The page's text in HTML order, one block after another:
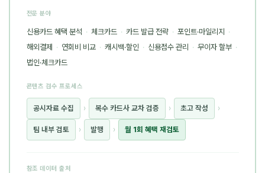
전문 분야
신용카드 혜택 분석 · 체크카드 · 카드 발급 전략 · 포인트·마일리지 ·
해외결제 · 연회비 비교 · 캐시백·할인 · 신용점수 관리 · 무이자 할부 ·
법인·체크카드
콘텐츠 검수 프로세스
공시자료 수집 › 복수 카드사 교차 검증 › 초고 작성 ›
팀 내부 검토 › 발행 › 월 1회 혜택 재검토
참조 데이터 출처